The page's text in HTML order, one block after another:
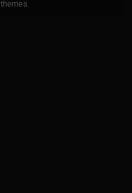
themes.